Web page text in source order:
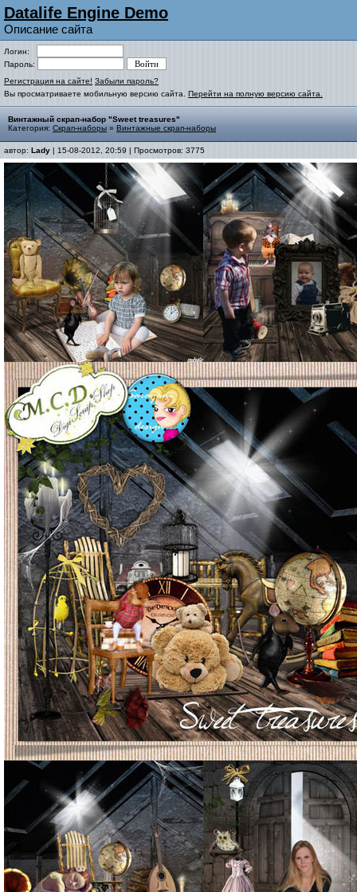
Datalife Engine Demo
Описание сайта
Логин:
Пароль:
Регистрация на сайте! Забыли пароль?
Вы просматриваете мобильную версию сайта. Перейти на полную версию сайта.
Винтажный скрап-набор "Sweet treasures"
Категория: Скрап-наборы » Винтажные скрап-наборы
автор: Lady | 15-08-2012, 20:59 | Просмотров: 3775